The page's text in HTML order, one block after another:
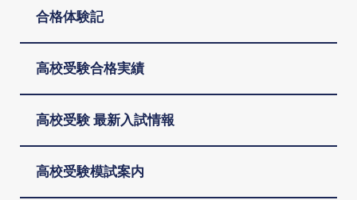
合格体験記
高校受験合格実績
高校受験 最新入試情報
高校受験模試案内